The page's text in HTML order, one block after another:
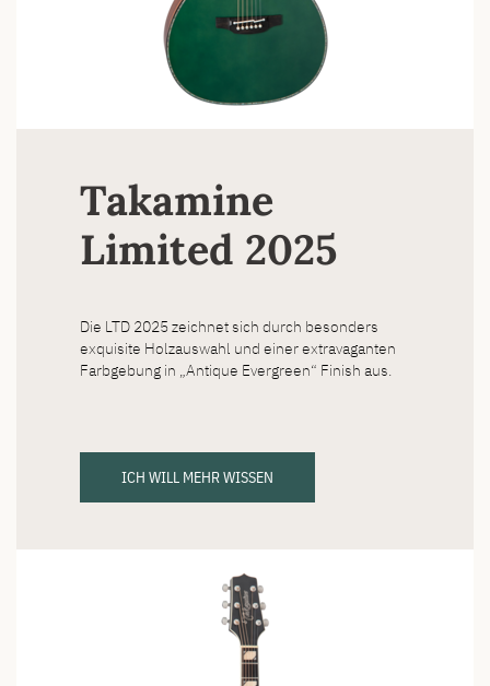
Takamine
Limited 2025
Die LTD 2025 zeichnet sich durch besonders
exquisite Holzauswahl und einer extravaganten
Farbgebung in „Antique Evergreen“ Finish aus.
ICH WILL MEHR WISSEN